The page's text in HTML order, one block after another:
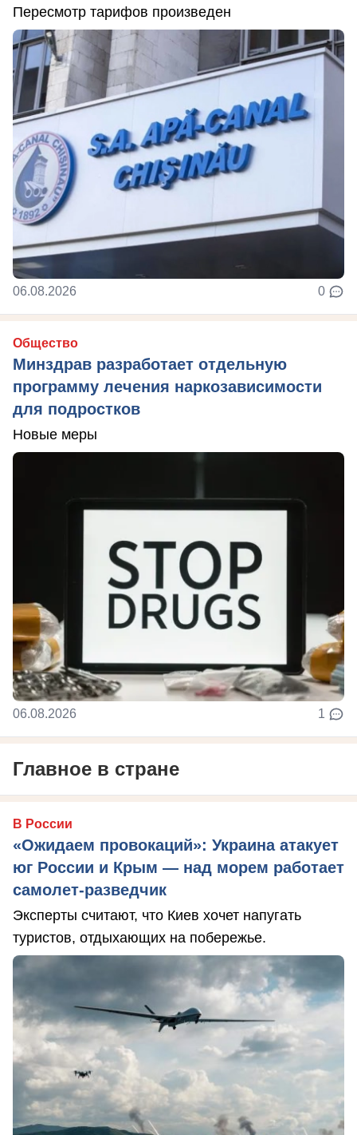
Пересмотр тарифов произведен
06.08.2026 0
Общество
Минздрав разработает отдельную
программу лечения наркозависимости
для подростков
Новые меры
06.08.2026 1
Главное в стране
В России
«Ожидаем провокаций»: Украина атакует
юг России и Крым — над морем работает
самолет-разведчик
Эксперты считают, что Киев хочет напугать
туристов, отдыхающих на побережье.